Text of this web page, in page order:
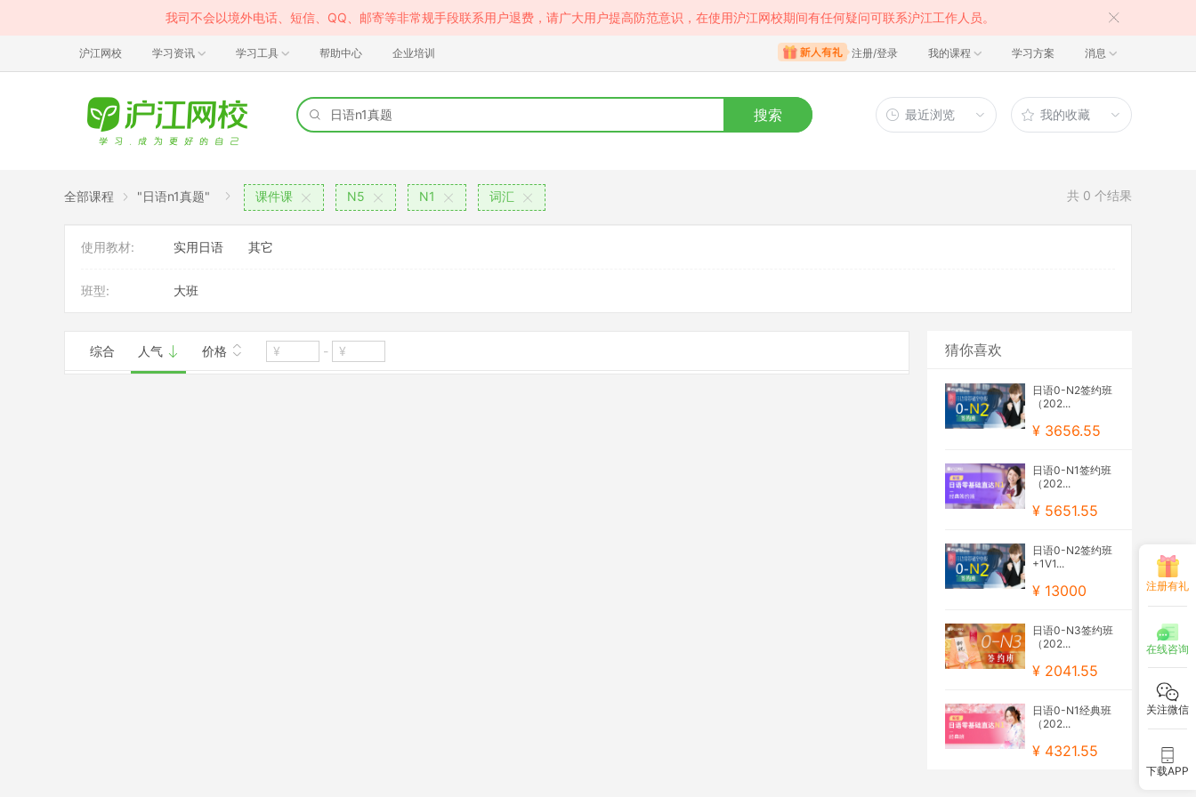
我司不会以境外电话、短信、QQ、邮寄等非常规手段联系用户退费，请广大用户提高防范意识，在使用沪江网校期间有任何疑问可联系沪江工作人员。
沪江网校 学习资讯 学习工具 帮助中心 企业培训 注册/登录 我的课程 学习方案 消息
搜索 最近浏览 我的收藏
全部课程 "日语n1真题" 课件课 N5 N1 词汇 共 0 个结果
使用教材: 实用日语 其它
班型: 大班
综合 人气 价格 - 猜你喜欢
日语0-N2签约班
（202...
¥ 3656.55
日语0-N1签约班
（202...
¥ 5651.55
日语0-N2签约班
+1V1...
¥ 13000
日语0-N3签约班
（202...
¥ 2041.55
日语0-N1经典班
（202...
¥ 4321.55
注册有礼
在线咨询
关注微信
下载APP